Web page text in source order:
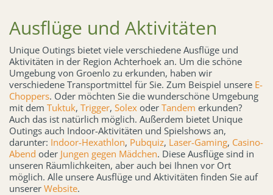
Ausflüge und Aktivitäten
Unique Outings bietet viele verschiedene Ausflüge und
Aktivitäten in der Region Achterhoek an. Um die schöne
Umgebung von Groenlo zu erkunden, haben wir
verschiedene Transportmittel für Sie. Zum Beispiel unsere E-
Choppers. Oder möchten Sie die wunderschöne Umgebung
mit dem Tuktuk, Trigger, Solex oder Tandem erkunden?
Auch das ist natürlich möglich. Außerdem bietet Unique
Outings auch Indoor-Aktivitäten und Spielshows an,
darunter: Indoor-Hexathlon, Pubquiz, Laser-Gaming, Casino-
Abend oder Jungen gegen Mädchen. Diese Ausflüge sind in
unseren Räumlichkeiten, aber auch bei Ihnen vor Ort
möglich. Alle unsere Ausflüge und Aktivitäten finden Sie auf
unserer Website.